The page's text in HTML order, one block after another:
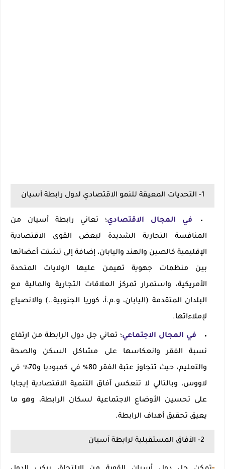
1- التحديات المعيقة للنمو الاقتصادي لدول رابطة أسيان
في المجال الاقتصادي؛ تعاني رابطة أسيان من
المنافسة التجارية الشديدة لبعض القوى الاقتصادية
الإقليمية كالصين والهند واليابان، إضافة إلى تشتت أعضائها
بين منظمات جهوية تهيمن عليها الولايات المتحدة
الأمريكية، واستمرار تمركز العلاقات التجارية والمالية مع
البلدان المتقدمة (اليابان، و.م.أ، كوريا الجنوبية..) والانصياع
لإملاءاتها.
في المجال الاجتماعي؛ تعاني جل دول الرابطة من ارتفاع
نسبة الفقر وانعكاسها على مشاكل السكن والصحة
والتعليم، حيث تتجاوز عتبة الفقر 80٪ في كمبوديا و70٪ في
لاووس، وبالتالي لا تنعكس آفاق التنمية الاقتصادية إيجابا
على تحسين الأوضاع الاجتماعية لسكان الرابطة، وهو ما
يعيق تحقيق أهداف الرابطة.
2- الآفاق المستقبلية لرابطة آسيان